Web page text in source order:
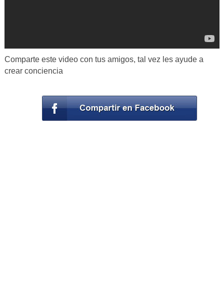
Comparte este video con tus amigos, tal vez les ayude a
crear conciencia